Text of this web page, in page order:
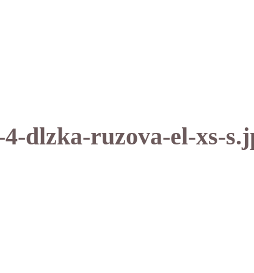
dlzka-ruzova-el-xs-